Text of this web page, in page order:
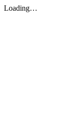
Loading…